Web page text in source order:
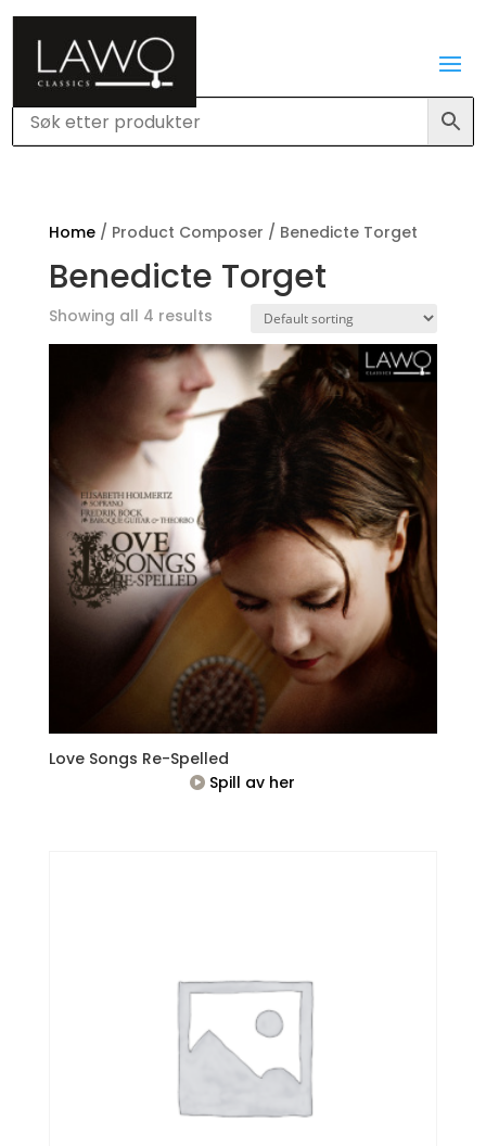
Home/ Product Composer / Benedicte Torget
Benedicte Torget
Showing all 4 results
Love Songs Re-Spelled
Spill av her